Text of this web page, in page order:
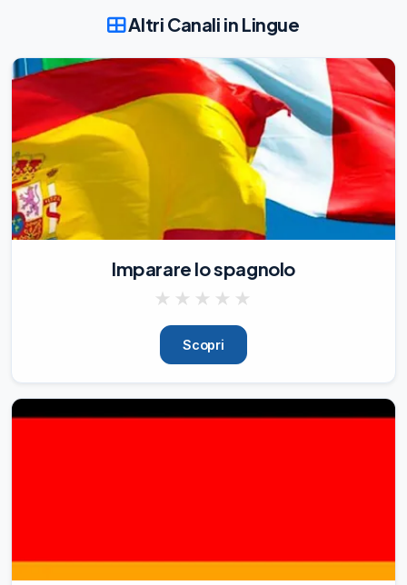
Don’t just dream, do.
Don't just talk, act.
Don't just tell, show.
Don't just exist, live.
~Roy T. Bennett,
'The Light in the Hear
152
Incorporating Listening into Your Daily
Routine
🎧
comes to enhancing your English
proficiency. To truly improve your
language skills, it's essential to make
listening a regular part of your daily
routine. Here are some practical ways to
1.
Podcasts on the Go
🚗
Altri Canali in Lingue
Imparare lo spagnolo
★ ★ ★ ★ ★
Scopri